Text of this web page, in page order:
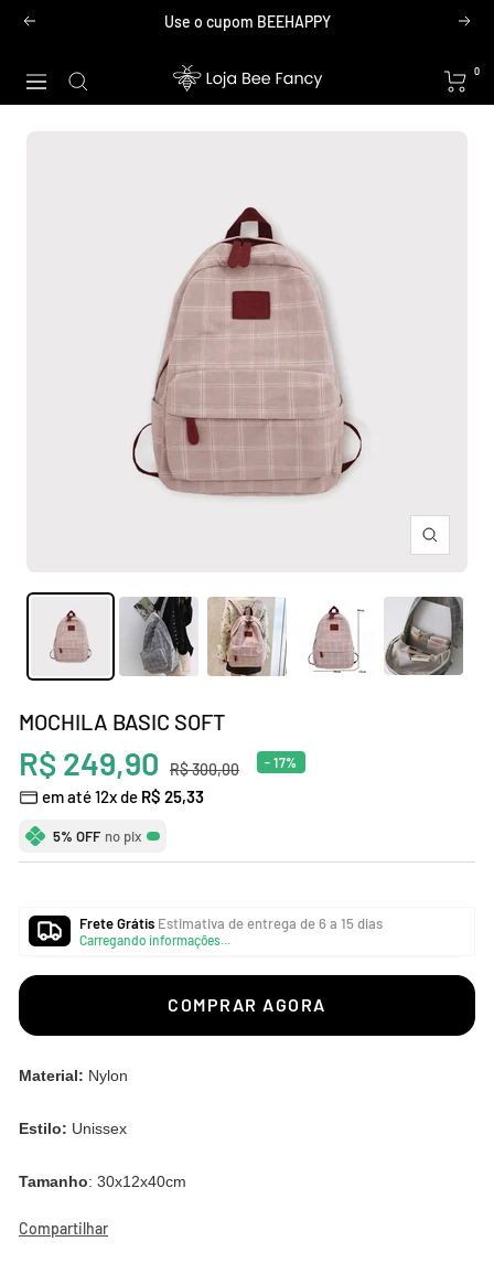
Pular
conteúdo
Anterior Use o cupom BEEHAPPY
Navegação
Loja
Bee
0
Zoom
MOCHILA BASIC SOFT
Preço
promocional
R$ 249,90
Preço
normal
R$ 300,00 - 17%
em até 12x de R$ 25,33
5% OFF no pix
Frete Grátis Estimativa de entrega de 6 a 15 dias
Carregando informações...
COMPRAR AGORA
Material: Nylon
Estilo: Unissex
Tamanho: 30x12x40cm
Compartilhar